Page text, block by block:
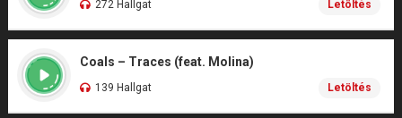
272 Hallgat Letöltés
Coals – Traces (feat. Molina)
139 Hallgat Letöltés